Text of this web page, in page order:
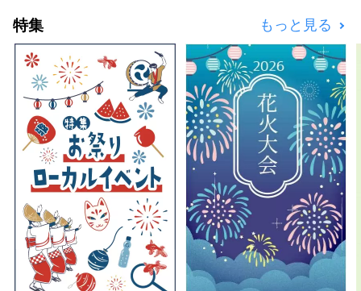
こうした金沢だけが持つ独自の魅力を発信し、
文化継承と都市発展の拠点となるべく誕生しま
した。 ホテルリソルトリニティ金沢が提供す
るのは、ここにしかない伝統や文化への“つな
がり” 加賀百万石の輝きに満たされた濃密な時
間を、ホテルリソルトリニティ金沢で体験して
ください。 『ホテルリソル名古屋』 ～スーツ
にスニーカーなホテル～ “スーツにスニーカ
ー”をキーワードにしたこの都市型アメリカン
スタイルのホテルは、 彼の国特有の音楽文化
であるJAZZのテイストを全館に散りばめ 緊張
感とリラックス感の絶妙なバランスを演出。
素材をはじめ、家具やオブジェ、小物にいたる
まで、ディテール1つ1つにまでこだわった空間
は まるで「大人のたまり場」のように本物を
求める旅人たちを深いくつろぎへと誘います。
特集 もっと見る